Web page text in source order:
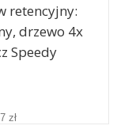
retencyjny:
drzewo 4x
Speedy
zł